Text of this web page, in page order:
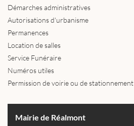
Démarches administratives
Autorisations d'urbanisme
Permanences
Location de salles
Service Funéraire
Numéros utiles
Permission de voirie ou de stationnement
Mairie de Réalmont